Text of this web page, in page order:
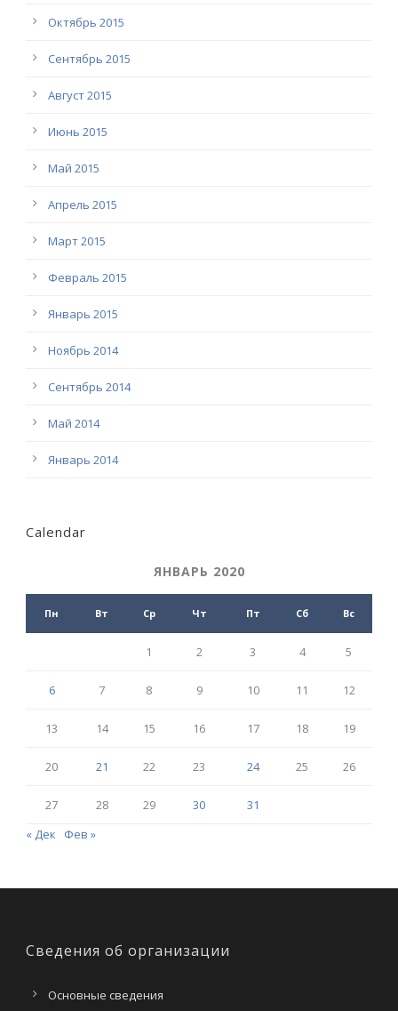
Октябрь 2015
Сентябрь 2015
Август 2015
Июнь 2015
Май 2015
Апрель 2015
Март 2015
Февраль 2015
Январь 2015
Ноябрь 2014
Сентябрь 2014
Май 2014
Январь 2014
Calendar
ЯНВАРЬ 2020
Пн Вт Ср Чт Пт Сб Вс
1 2 3 4 5
6 7 8 9 10 11 12
13 14 15 16 17 18 19
20 21 22 23 24 25 26
27 28 29 30
31
« Дек
Фев »
Сведения об организации
Основные сведения